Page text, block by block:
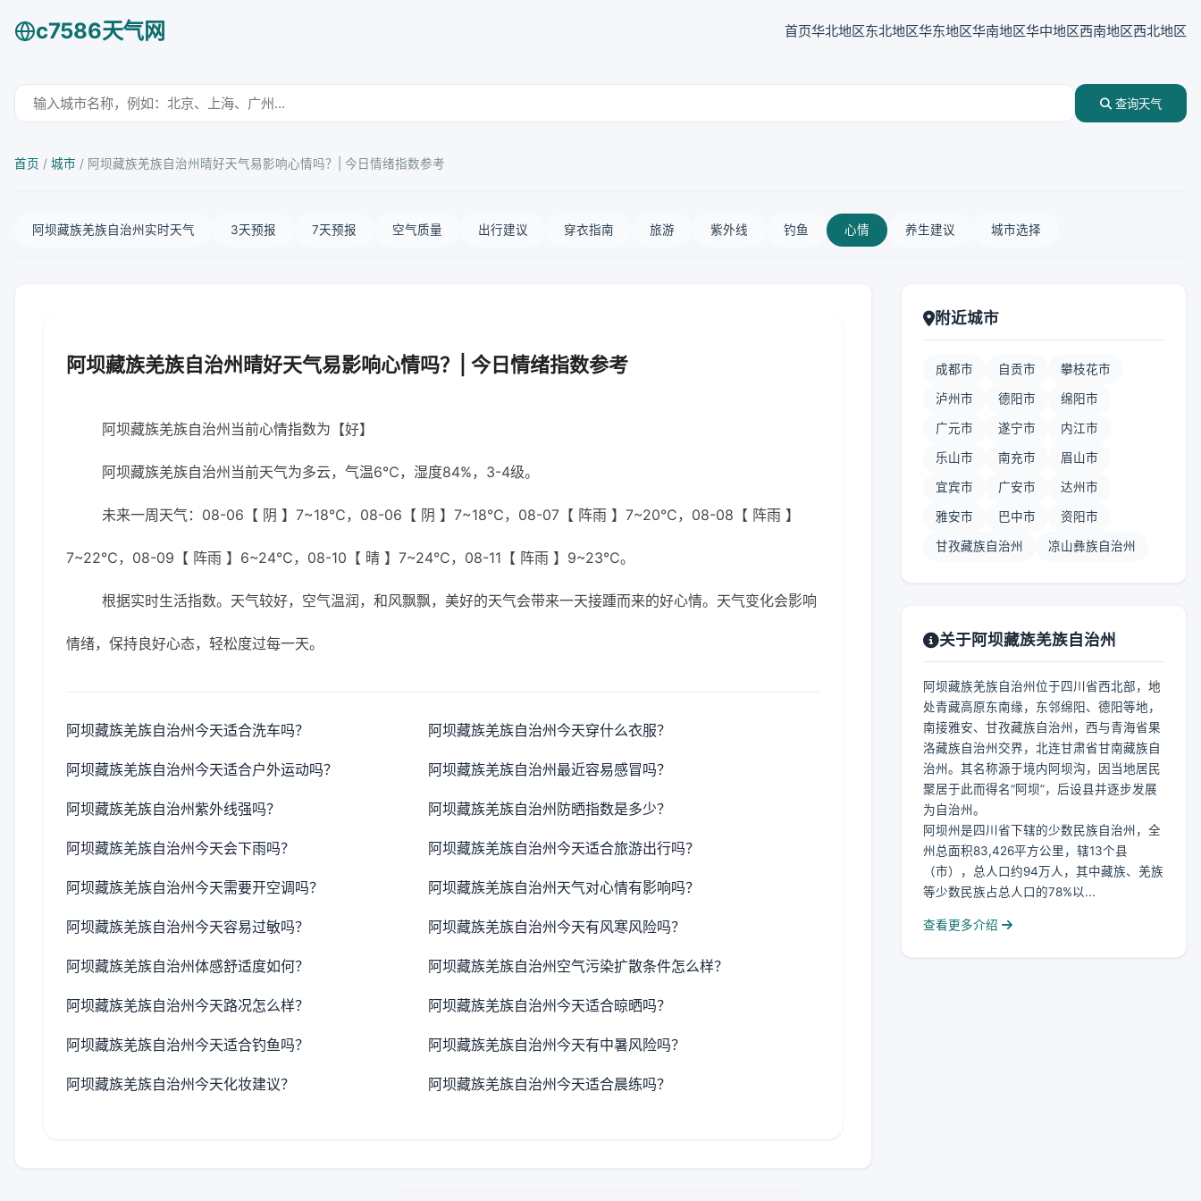
c7586天气网 首页华北地区东北地区华东地区华南地区华中地区西南地区西北地区
查询天气
首页 / 城市 / 阿坝藏族羌族自治州晴好天气易影响心情吗？| 今日情绪指数参考
阿坝藏族羌族自治州实时天气 3天预报 7天预报 空气质量 出行建议 穿衣指南 旅游 紫外线 钓鱼 心情 养生建议 城市选择
阿坝藏族羌族自治州晴好天气易影响心情吗？| 今日情绪指数参考
阿坝藏族羌族自治州当前心情指数为【好】
阿坝藏族羌族自治州当前天气为多云，气温6℃，湿度84%，3-4级。
未来一周天气：08-06【 阴 】7~18℃，08-06【 阴 】7~18℃，08-07【 阵雨 】7~20℃，08-08【 阵雨 】
7~22℃，08-09【 阵雨 】6~24℃，08-10【 晴 】7~24℃，08-11【 阵雨 】9~23℃。
根据实时生活指数。天气较好，空气温润，和风飘飘，美好的天气会带来一天接踵而来的好心情。天气变化会影响
情绪，保持良好心态，轻松度过每一天。
阿坝藏族羌族自治州今天适合洗车吗？ 阿坝藏族羌族自治州今天穿什么衣服？
阿坝藏族羌族自治州今天适合户外运动吗？ 阿坝藏族羌族自治州最近容易感冒吗？
阿坝藏族羌族自治州紫外线强吗？ 阿坝藏族羌族自治州防晒指数是多少？
阿坝藏族羌族自治州今天会下雨吗？ 阿坝藏族羌族自治州今天适合旅游出行吗？
阿坝藏族羌族自治州今天需要开空调吗？ 阿坝藏族羌族自治州天气对心情有影响吗？
阿坝藏族羌族自治州今天容易过敏吗？ 阿坝藏族羌族自治州今天有风寒风险吗？
阿坝藏族羌族自治州体感舒适度如何？ 阿坝藏族羌族自治州空气污染扩散条件怎么样？
阿坝藏族羌族自治州今天路况怎么样？ 阿坝藏族羌族自治州今天适合晾晒吗？
阿坝藏族羌族自治州今天适合钓鱼吗？ 阿坝藏族羌族自治州今天有中暑风险吗？
阿坝藏族羌族自治州今天化妆建议？ 阿坝藏族羌族自治州今天适合晨练吗？
附近城市
成都市 自贡市 攀枝花市
泸州市 德阳市 绵阳市
广元市 遂宁市 内江市
乐山市 南充市 眉山市
宜宾市 广安市 达州市
雅安市 巴中市 资阳市
甘孜藏族自治州 凉山彝族自治州
关于阿坝藏族羌族自治州
阿坝藏族羌族自治州位于四川省西北部，地
处青藏高原东南缘，东邻绵阳、德阳等地，
南接雅安、甘孜藏族自治州，西与青海省果
洛藏族自治州交界，北连甘肃省甘南藏族自
治州。其名称源于境内阿坝沟，因当地居民
聚居于此而得名“阿坝”，后设县并逐步发展
为自治州。
阿坝州是四川省下辖的少数民族自治州，全
州总面积83,426平方公里，辖13个县
（市），总人口约94万人，其中藏族、羌族
等少数民族占总人口的78%以...
查看更多介绍